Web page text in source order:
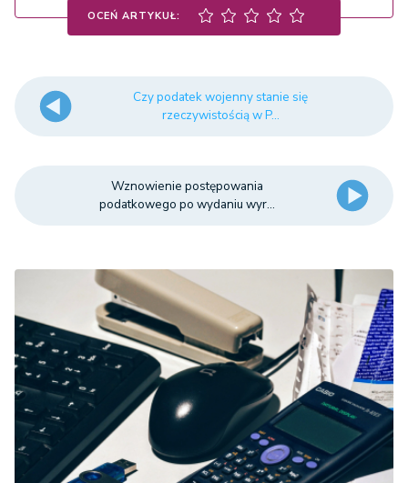
OCEŃ ARTYKUŁ:
Czy podatek wojenny stanie się
rzeczywistością w P...
Wznowienie postępowania
podatkowego po wydaniu wyr...